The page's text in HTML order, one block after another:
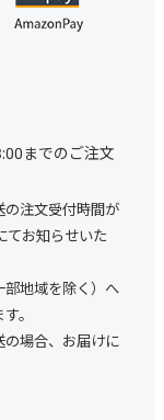
までのご注文
注文受付時間が
てお知らせいた
地域を除く）へ
。
場合、お届けに